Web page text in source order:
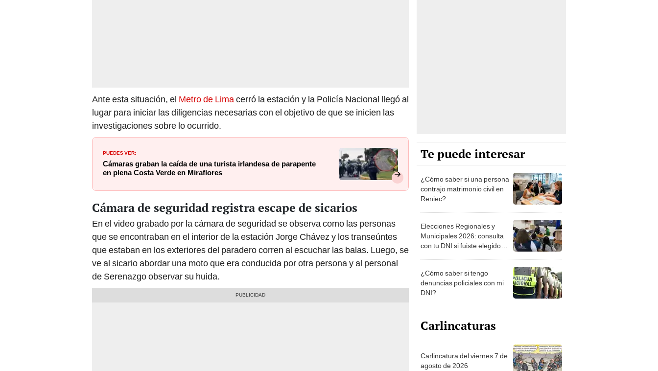
Ante esta situación, el Metro de Limacerró la estación y la Policía Nacional llegó al
lugar para iniciar las diligencias necesarias con el objetivo de que se inicien las
investigaciones sobre lo ocurrido.
PUEDES VER:
Cámaras graban la caída de una turista irlandesa de parapente
en plena Costa Verde en Miraflores
Cámara de seguridad registra escape de sicarios
En el video grabado por la cámara de seguridad se observa como las personas
que se encontraban en el interior de la estación Jorge Chávez y los transeúntes
que estaban en los exteriores del paradero corren al escuchar las balas. Luego, se
ve al sicario abordar una moto que era conducida por otra persona y al personal
de Serenazgo observar su huida.
Te puede interesar
¿Cómo saber si una persona
contrajo matrimonio civil en
Reniec?
Elecciones Regionales y
Municipales 2026: consulta
con tu DNI si fuiste elegido
la ONPE
¿Cómo saber si tengo
denuncias policiales con mi
DNI?
Carlincaturas
Carlincatura del viernes 7 de
agosto de 2026